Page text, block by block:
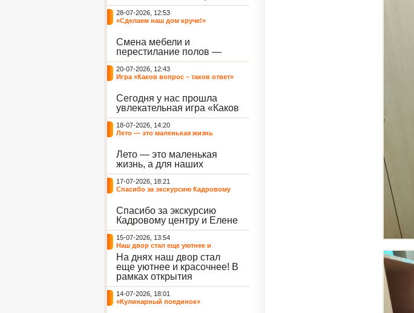
интеллектуальный
праздник — турнир по
шахматам и шашкам.
небывалый ажиотаж среди
воспитанников, превратив
тихие залы центра в арену
напряжённых поединков,
громких аплодисментов и
жарких обсуждений.
28-07-2026, 12:53
«Сделаем наш дом круче!»
Смена мебели и
перестилание полов —
дело рук профессионалов.
А вот создание настоящего
домашнего уюта — задача
этой неделе ребята взяли
инициативу в свои руки и
устроили масштабную
генеральную уборку
жилого корпуса.
20-07-2026, 12:43
Игра «Каков вопрос – таков ответ»
Сегодня у нас прошла
увлекательная игра «Каков
вопрос – таков ответ»,
которая собрала самых
любознательных
игры выступил наш
воспитанник - Константин
Н., который по праву носит
звание самого читающего
и эрудированного
участника наших
мероприятий.
18-07-2026, 14:20
Лето — это маленькая жизнь
Лето — это маленькая
жизнь, а для наших
воспитанниц оно
наполнено открытиями. В
один из теплых дней мы
пластилин, книги и конечно
же телефоны, чтобы
отправиться на небольшую
цветочную охоту в
ближайший луг.
17-07-2026, 18:21
Спасибо за экскурсию Кадровому
Спасибо за экскурсию
Кадровому центру и Елене
Романовне за тёплую
встречу.
15-07-2026, 13:54
Наш двор стал еще уютнее и
красочнее!
На днях наш двор стал
еще уютнее и красочнее! В
рамках открытия
Социальной гостиной
нашего Центра, перед
воспитанниками была
14-07-2026, 18:01
«Кулинарный поединок»